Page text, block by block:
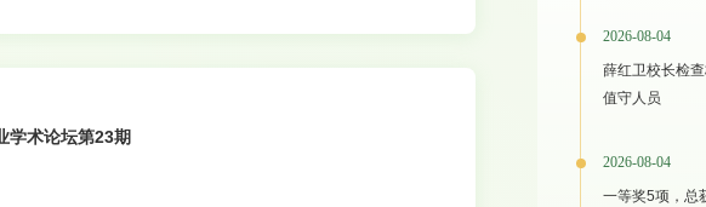
学术论坛第23期
2026-08-04
薛红卫校长检
值守人员
2026-08-04
一等奖5项，总